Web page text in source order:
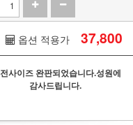
옵션 적용가 37,800
전사이즈 완판되었습니다.성원에
감사드립니다.